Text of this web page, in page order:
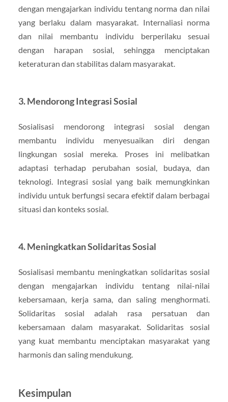
dengan mengajarkan individu tentang norma dan nilai
yang berlaku dalam masyarakat. Internaliasi norma
dan nilai membantu individu berperilaku sesuai
dengan harapan sosial, sehingga menciptakan
keteraturan dan stabilitas dalam masyarakat.
3. Mendorong Integrasi Sosial
Sosialisasi mendorong integrasi sosial dengan
membantu individu menyesuaikan diri dengan
lingkungan sosial mereka. Proses ini melibatkan
adaptasi terhadap perubahan sosial, budaya, dan
teknologi. Integrasi sosial yang baik memungkinkan
individu untuk berfungsi secara efektif dalam berbagai
situasi dan konteks sosial.
4. Meningkatkan Solidaritas Sosial
Sosialisasi membantu meningkatkan solidaritas sosial
dengan mengajarkan individu tentang nilai-nilai
kebersamaan, kerja sama, dan saling menghormati.
Solidaritas sosial adalah rasa persatuan dan
kebersamaan dalam masyarakat. Solidaritas sosial
yang kuat membantu menciptakan masyarakat yang
harmonis dan saling mendukung.
Kesimpulan